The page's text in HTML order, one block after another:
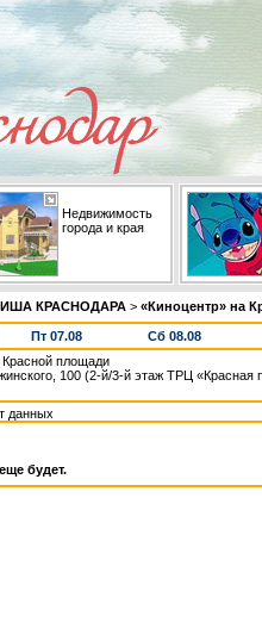
Недвижимость
города и края
КРАСНОДАРА > «Киноцентр» на
Пт 07.08
Сб 08.08
Красной площади
100 (2-й/3-й этаж ТРЦ «Красная
данных
будет.